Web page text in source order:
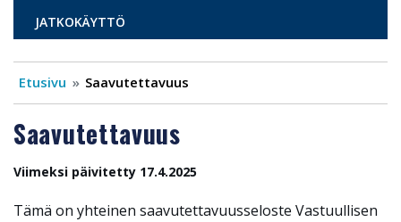
JATKOKÄYTTÖ
Etusivu Saavutettavuus
Saavutettavuus
Viimeksi päivitetty 17.4.2025
Tämä on yhteinen saavutettavuusseloste Vastuullisen